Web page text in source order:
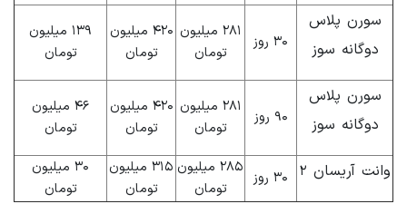
سورن پلاس
دوگانه سوز
۳۰ روز
۲۸۱ میلیون
تومان
۴۲۰ میلیون
تومان
۱۳۹ میلیون
تومان
سورن پلاس
دوگانه سوز
۹۰ روز
۲۸۱ میلیون
تومان
۴۲۰ میلیون
تومان
۴۶ میلیون
تومان
وانت آریسان ۲ ۳۰ روز
۲۸۵ میلیون
تومان
۳۱۵ میلیون
تومان
۳۰ میلیون
تومان